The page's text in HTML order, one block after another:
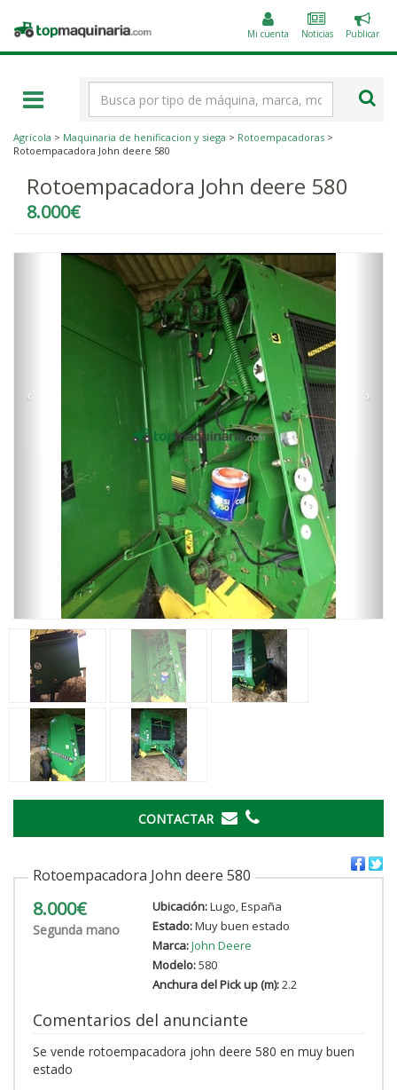
Topmaquinaria.com Mi cuenta Noticias
un
Publicar
Agrícola > Maquinaria de henificacion y siega > Rotoempacadoras >
Rotoempacadora John deere 580
Rotoempacadora John deere 580
8.000€
‹ ›
CONTACTAR
Rotoempacadora John deere 580
8.000€
Segunda mano
Ubicación:Lugo, España
Estado:Muy buen estado
Marca:John Deere
Modelo:580
Anchura del Pick up (m):2.2
Comentarios del anunciante
Se vende rotoempacadora john deere 580 en muy buen
estado